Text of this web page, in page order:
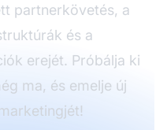
partnerkövetés, a
és a
erejét. Próbálja ki
ma, és emelje új